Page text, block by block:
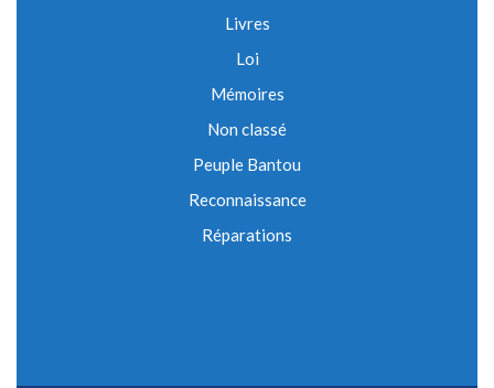
Livres
Loi
Mémoires
Non classé
Peuple Bantou
Reconnaissance
Réparations